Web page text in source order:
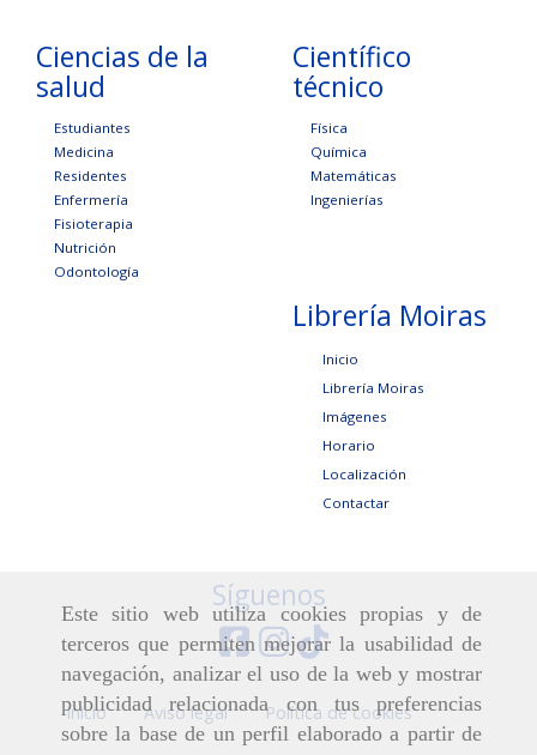
Este sitio web utiliza cookies propias y de
terceros que permiten mejorar la usabilidad de
navegación, analizar el uso de la web y mostrar
publicidad relacionada con tus preferencias
sobre la base de un perfil elaborado a partir de
Ciencias de la
salud
Estudiantes
Medicina
Residentes
Enfermería
Fisioterapia
Nutrición
Odontología
Científico
técnico
Física
Química
Matemáticas
Ingenierías
Librería Moiras
Inicio
Librería Moiras
Imágenes
Horario
Localización
Contactar
Síguenos
Inicio Aviso legal Política de cookies